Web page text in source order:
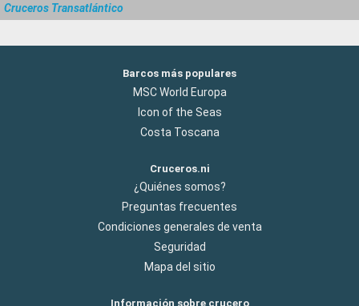
Cruceros Transatlántico
Barcos más populares
MSC World Europa
Icon of the Seas
Costa Toscana
Cruceros.ni
¿Quiénes somos?
Preguntas frecuentes
Condiciones generales de venta
Seguridad
Mapa del sitio
Información sobre crucero